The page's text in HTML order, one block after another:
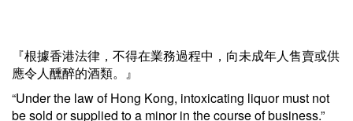
『根據香港法律，不得在業務過程中，向未成年人售賣或供
應令人醺醉的酒類。』
“Under the law of Hong Kong, intoxicating liquor must not
be sold or supplied to a minor in the course of business.”